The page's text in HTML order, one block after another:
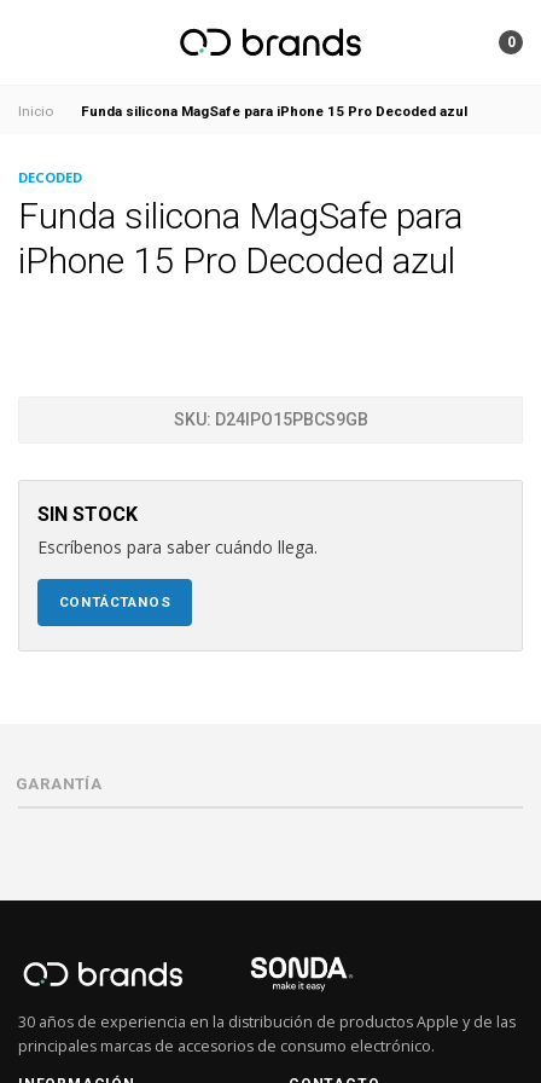
0
Inicio Funda silicona MagSafe para iPhone 15 Pro Decoded azul
DECODED
Funda silicona MagSafe para
iPhone 15 Pro Decoded azul
SKU: D24IPO15PBCS9GB
SIN STOCK
Escríbenos para saber cuándo llega.
CONTÁCTANOS
GARANTÍA
30 años de experiencia en la distribución de productos Apple y de las
principales marcas de accesorios de consumo electrónico.